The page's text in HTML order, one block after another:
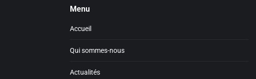
Menu
Accueil
Qui sommes-nous
Actualités